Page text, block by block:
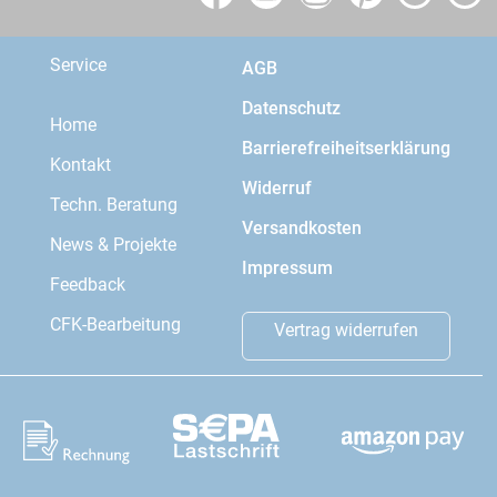
Service
Home
Kontakt
Techn. Beratung
News & Projekte
Feedback
CFK-Bearbeitung
AGB
Datenschutz
Barrierefreiheitserklärung
Widerruf
Versandkosten
Impressum
Vertrag widerrufen